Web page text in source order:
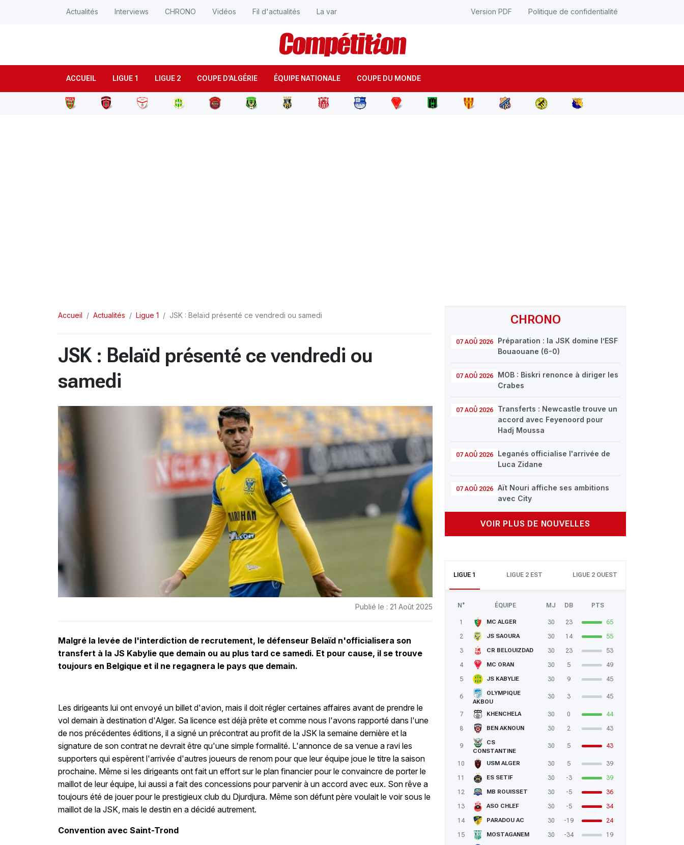
ACCUEIL LIGUE 1 LIGUE 2 COUPE D'ALGÉRIE ÉQUIPE NATIONALE COUPE DU MONDE
Actualités Interviews CHRONO Vidéos Fil d'actualités La var Version PDF Politique de confidentialité
CHRONO
07 AOÛ 2026
Préparation : la JSK domine l’ESF
Bouaouane (6-0)
07 AOÛ 2026
MOB : Biskri renonce à diriger les
Crabes
07 AOÛ 2026
Transferts : Newcastle trouve un
accord avec Feyenoord pour
Hadj Moussa
07 AOÛ 2026
Leganés officialise l'arrivée de
Luca Zidane
07 AOÛ 2026
Aït Nouri affiche ses ambitions
avec City
VOIR PLUS DE NOUVELLES
LIGUE 1 LIGUE 2 EST LIGUE 2 OUEST
N° ÉQUIPE MJ DB PTS
1 MC ALGER 30 23
65
2
JS SAOURA 30 14
55
3
CR BELOUIZDAD 30 23
53
4
MC ORAN 30 5
49
5
JS KABYLIE 30 9 45
6
OLYMPIQUE
AKBOU
30 3 45
7 KHENCHELA 30 0
44
8
BEN AKNOUN 30 2 43
9
CS
CONSTANTINE
30 5 43
10 USM ALGER 30 5
39
11
ES SETIF 30 -3
39
12
MB ROUISSET 30 -5
36
13
ASO CHLEF 30 -5
34
14
PARADOU AC 30 -19
24
15
MOSTAGANEM 30 -34
19
Accueil Actualités Ligue 1 JSK : Belaïd présenté ce vendredi ou samedi
JSK : Belaïd présenté ce vendredi ou
samedi
Publié le : 21 Août 2025
Malgré la levée de l'interdiction de recrutement, le défenseur Belaïd n'officialisera son
transfert à la JS Kabylie que demain ou au plus tard ce samedi. Et pour cause, il se trouve
toujours en Belgique et il ne regagnera le pays que demain.
Les dirigeants lui ont envoyé un billet d'avion, mais il doit régler certaines affaires avant de prendre le
vol demain à destination d'Alger. Sa licence est déjà prête et comme nous l'avons rapporté dans l'une
de nos précédentes éditions, il a signé un précontrat au profit de la JSK la semaine dernière et la
signature de son contrat ne devrait être qu'une simple formalité. L'annonce de sa venue a ravi les
supporters qui espèrent l'arrivée d'autres joueurs de renom pour que leur équipe joue le titre la saison
prochaine. Même si les dirigeants ont fait un effort sur le plan financier pour le convaincre de porter le
maillot de leur équipe, lui aussi a fait des concessions pour parvenir à un accord avec eux. Son rêve a
toujours été de jouer pour le prestigieux club du Djurdjura. Même son défunt père voulait le voir sous le
maillot de la JSK, mais le destin en a décidé autrement.
Convention avec Saint-Trond